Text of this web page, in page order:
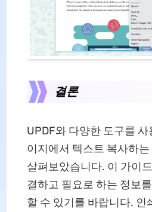
결론
UPDF와 다양한 도구를 사
이지에서 텍스트 복사하
살펴보았습니다. 이 가이
결하고 필요로 하는 정보
할 수 있기를 바랍니다. 인